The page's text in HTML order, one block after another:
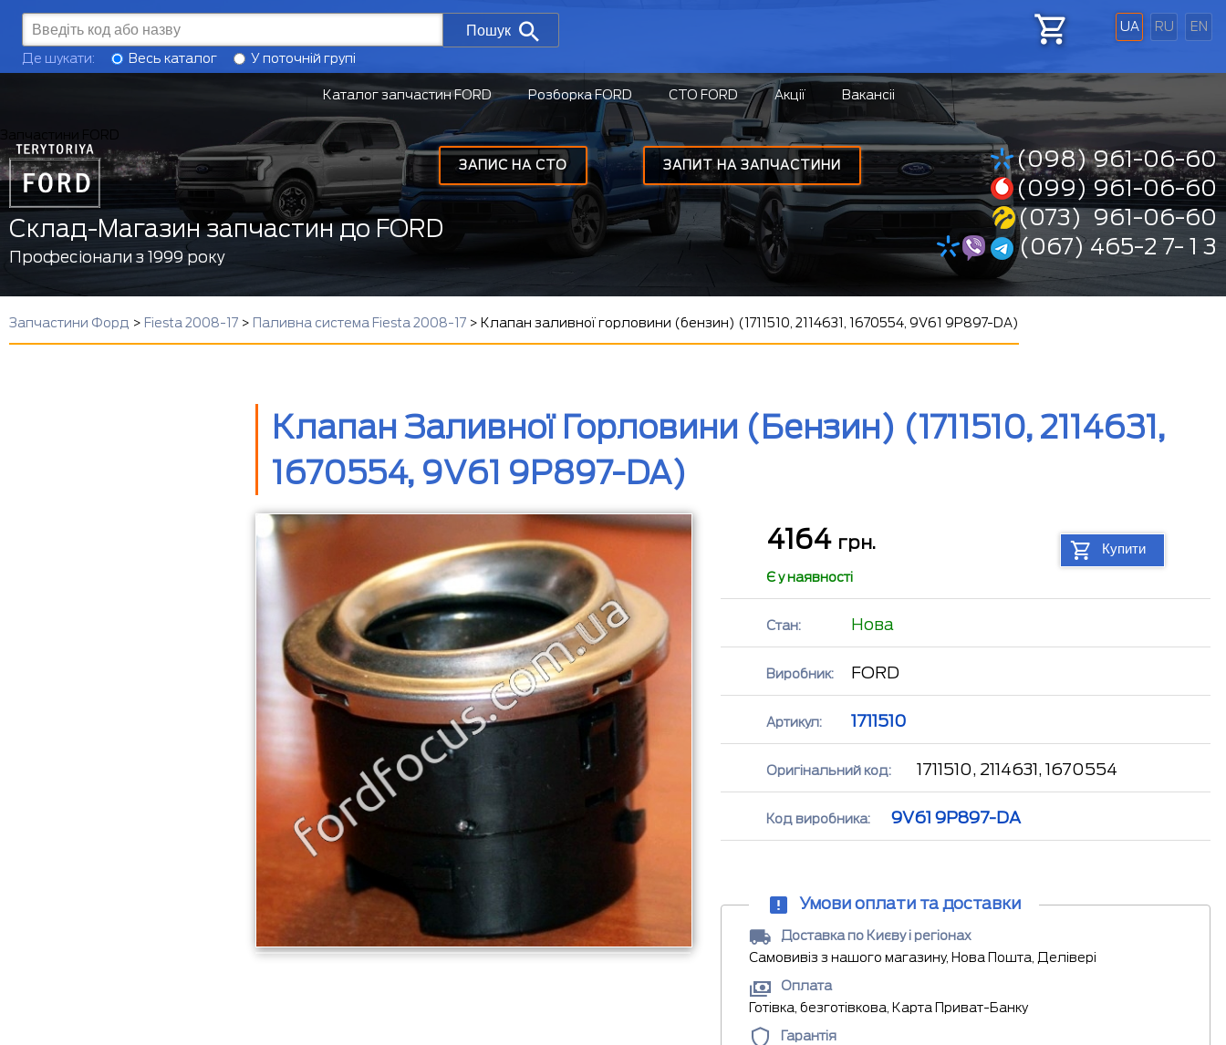
UA RU EN
ЗАПИТ НА ЗАПЧАСТИНИ
ЗАПИС НА СТО
Пошук
Де шукати: Весь каталог У поточній групі
Каталог запчастин FORD Розборка FORD СТО FORD Акції Вакансіі
Склад-Магазин запчастин до FORD
Професіонали з 1999 року
(098) 961-06-60
(099) 961-06-60
(073) 961-06-60
(067) 465-2 7- 1 3
Запчастини Форд > Fiesta 2008-17 > Паливна система Fiesta 2008-17 > Клапан заливної горловини (бензин) (1711510, 2114631, 1670554, 9V61 9P897-DA)
Клапан Заливної Горловини (бензин) (1711510, 2114631,
1670554, 9V61 9P897-DA)
4164 грн. Купити
Є у наявності
Стан: Нова
Виробник: FORD
Артикул: 1711510
Оригінальний код: 1711510, 2114631, 1670554
Код виробника: 9V61 9P897-DA
Умови оплати та доставки
Доставка по Києву і регіонах
Самовивіз з нашого магазину, Нова Пошта, Делівері
Оплата
Готівка, безготівкова, Карта Приват-Банку
Гарантія